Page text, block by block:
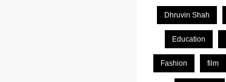
Dhruvin Shah
Education
Fashion film